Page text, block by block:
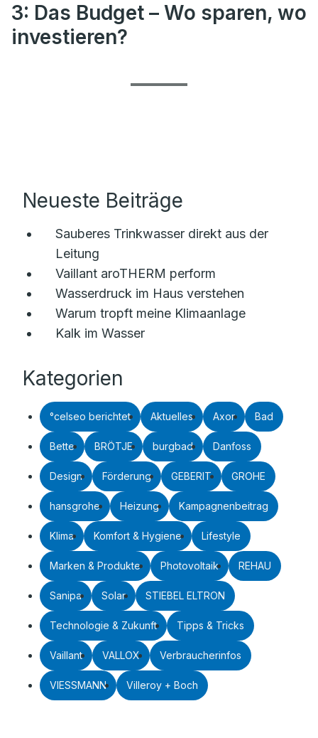
3: Das Budget – Wo sparen, wo
investieren?
Neueste Beiträge
Sauberes Trinkwasser direkt aus der
Leitung
Vaillant aroTHERM perform
Wasserdruck im Haus verstehen
Warum tropft meine Klimaanlage
Kalk im Wasser
Kategorien
°celseo berichtet Aktuelles Axor Bad
Bette BRÖTJE burgbad Danfoss
Design Förderung GEBERIT GROHE
hansgrohe Heizung Kampagnenbeitrag
Klima Komfort & Hygiene Lifestyle
Marken & Produkte Photovoltaik REHAU
Sanipa Solar STIEBEL ELTRON
Technologie & Zukunft Tipps & Tricks
Vaillant VALLOX Verbraucherinfos
VIESSMANN Villeroy + Boch